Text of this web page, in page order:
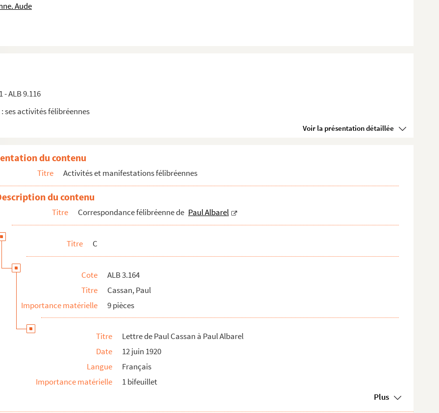
Aude
- ALB 9.116
ses activités félibréennes
Voir la présentation détaillée
Albarel
du contenu
Titre Activités et manifestations félibréennes
du contenu
Titre Correspondance félibréenne de Paul Albarel
Titre C
Cote
ALB 3.164
Titre
Cassan, Paul
Importance matérielle
9 pièces
Titre
Lettre de Paul Cassan à Paul Albarel
Date
12 juin 1920
Langue
Français
Importance matérielle
1 bifeuillet
Plus